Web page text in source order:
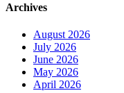
Archives
August 2026
July 2026
June 2026
May 2026
April 2026